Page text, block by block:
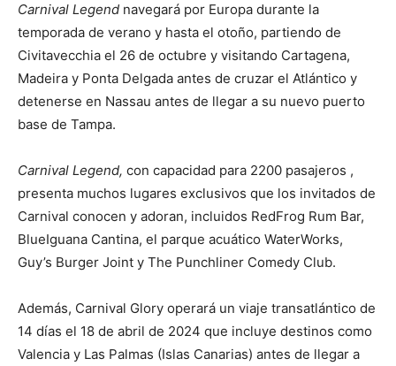
Carnival Legend navegará por Europa durante la
temporada de verano y hasta el otoño, partiendo de
Civitavecchia el 26 de octubre y visitando Cartagena,
Madeira y Ponta Delgada antes de cruzar el Atlántico y
detenerse en Nassau antes de llegar a su nuevo puerto
base de Tampa.
Carnival Legend, con capacidad para 2200 pasajeros ,
presenta muchos lugares exclusivos que los invitados de
Carnival conocen y adoran, incluidos RedFrog Rum Bar,
BlueIguana Cantina, el parque acuático WaterWorks,
Guy’s Burger Joint y The Punchliner Comedy Club.
Además, Carnival Glory operará un viaje transatlántico de
14 días el 18 de abril de 2024 que incluye destinos como
Valencia y Las Palmas (Islas Canarias) antes de llegar a